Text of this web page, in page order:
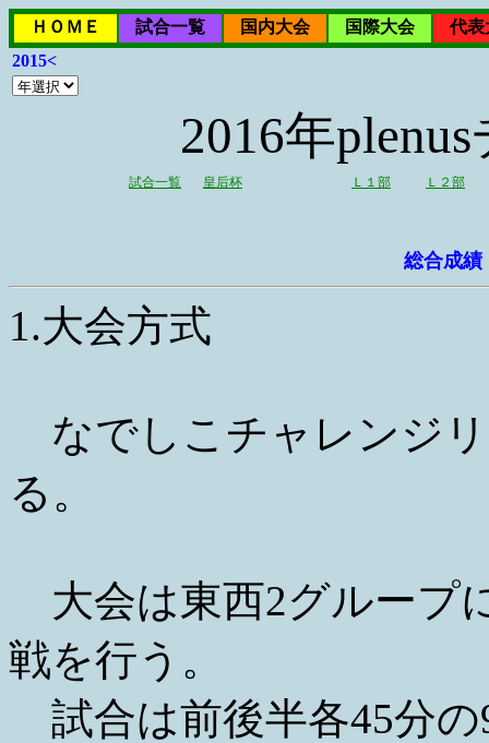
ＨＯＭＥ 試合一覧 国内大会 国際大会
代表
2015<
2016年
試合一覧 皇后杯 Ｌ１部 Ｌ２部
総合成績
1.大会方式
なでしこチャレンジ
る。
大会は東西2グループ
戦を行う。
試合は前後半各45分の